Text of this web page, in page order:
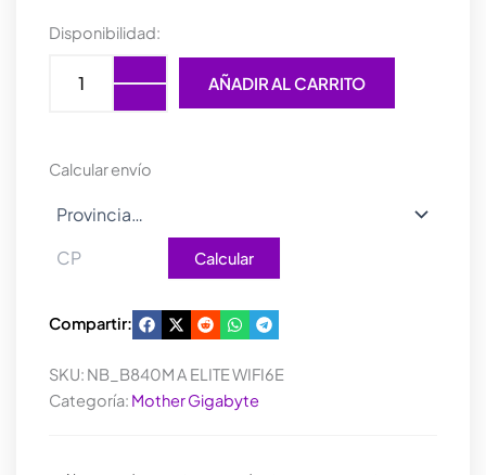
Disponibilidad:
MOTHER
(AM5)
B840M
WIFI6E
cantidad
AÑADIR AL CARRITO
Calcular envío
Calcular
Compartir:
SKU: NB_B840M A ELITE WIFI6E
Categoría: Mother Gigabyte